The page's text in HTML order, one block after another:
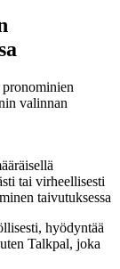
valinnan
tai virheellisesti
taivutuksessa
hyödyntää
Talkpal, joka